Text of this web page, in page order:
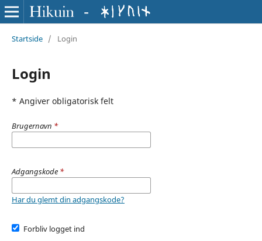
Startside / Login
Login
* Angiver obligatorisk felt
Brugernavn *
Adgangskode *
Har du glemt din adgangskode?
Forbliv logget ind